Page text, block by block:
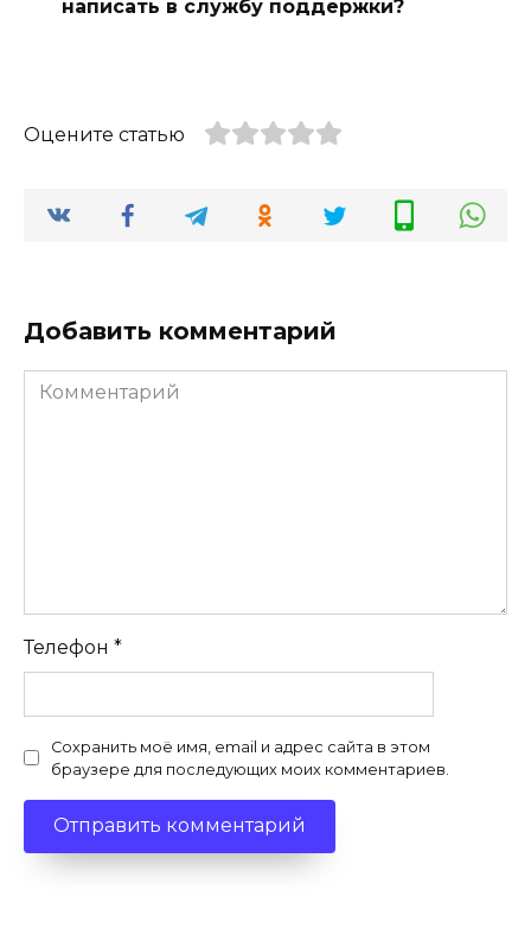
написать в службу поддержки?
Оцените статью
Добавить комментарий
Комментарий
Телефон *
Сохранить моё имя, email и адрес сайта в этом
браузере для последующих моих комментариев.